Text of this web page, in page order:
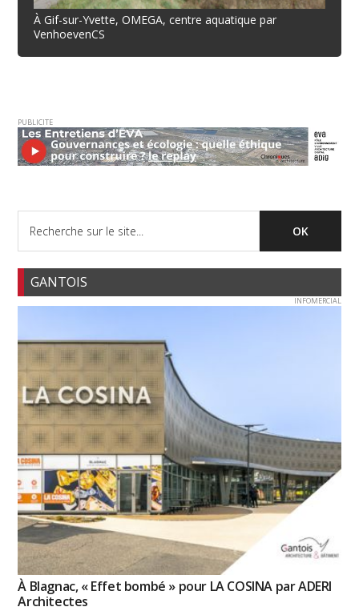
À Gif-sur-Yvette, OMEGA, centre aquatique par
VenhoevenCS
PUBLICITE
GANTOIS
INFOMERCIAL
À Blagnac, « Effet bombé » pour LA COSINA par ADERI
Architectes